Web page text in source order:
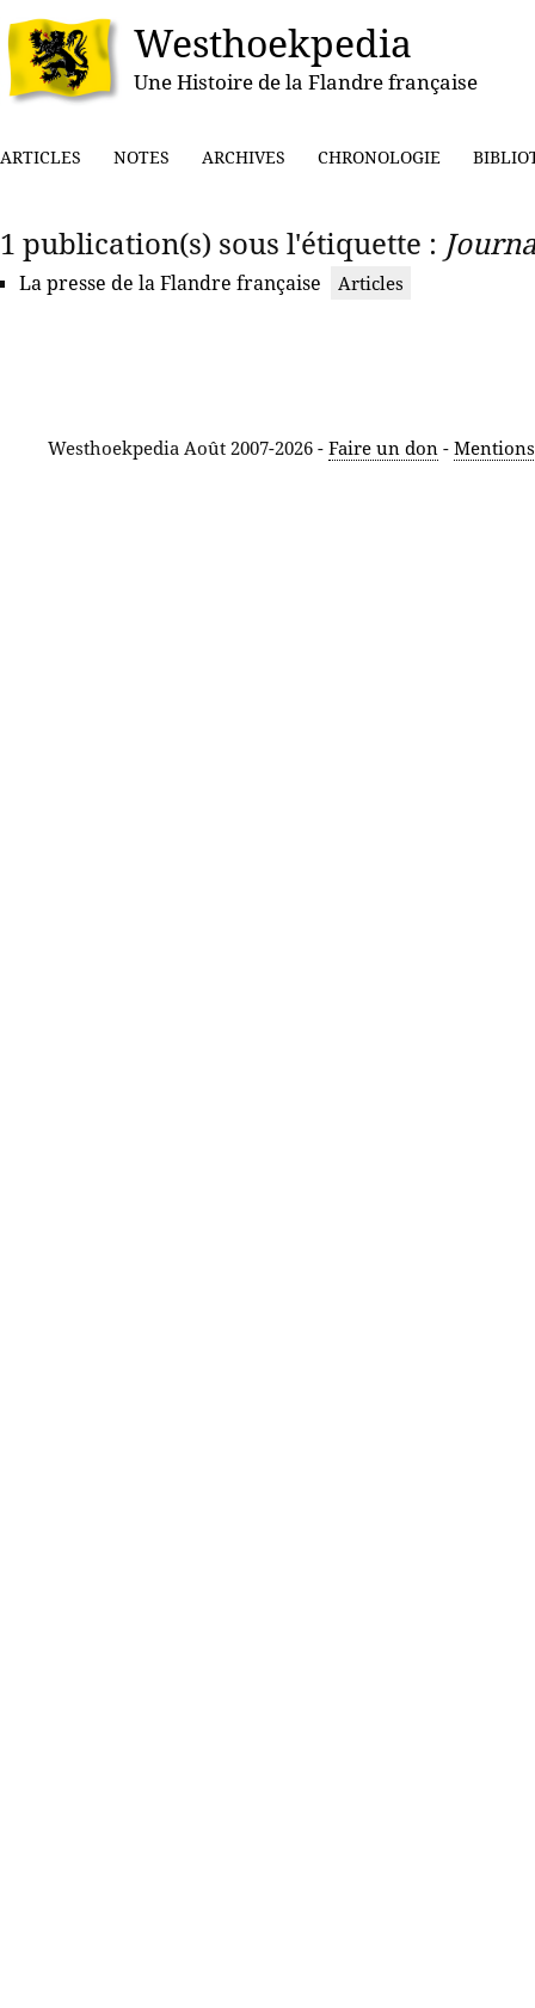
Westhoekpedia
Une Histoire de la Flandre française
ARTICLES NOTES ARCHIVES CHRONOLOGIE
1 publication(s) sous l'étiquette :
La presse de la Flandre française Articles
Westhoekpedia Août 2007-2026 - Faire un don-